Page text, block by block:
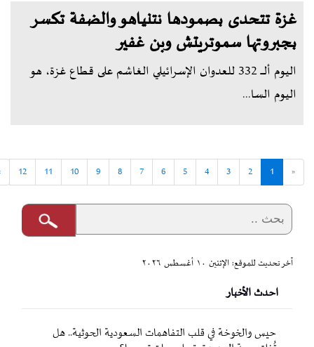
غزة تتحدى بصمودها نتنياهو والضفة تكسر
بجبروتها سموتريتش وبن غفير
اليوم ألــــ 332 للعدوان الإسرائيلي الغاشم على قطاع غزة، هو
اليوم السا...
«
1
2
3
4
5
6
7
8
9
10
11
12
آخر تحديث للموقع: الإثنين ١٠ أغسطس ٢٠٢٦
احدث الأخبار
حيس والخوخة في قلب التفاهمات السعودية الحوثية.. هل